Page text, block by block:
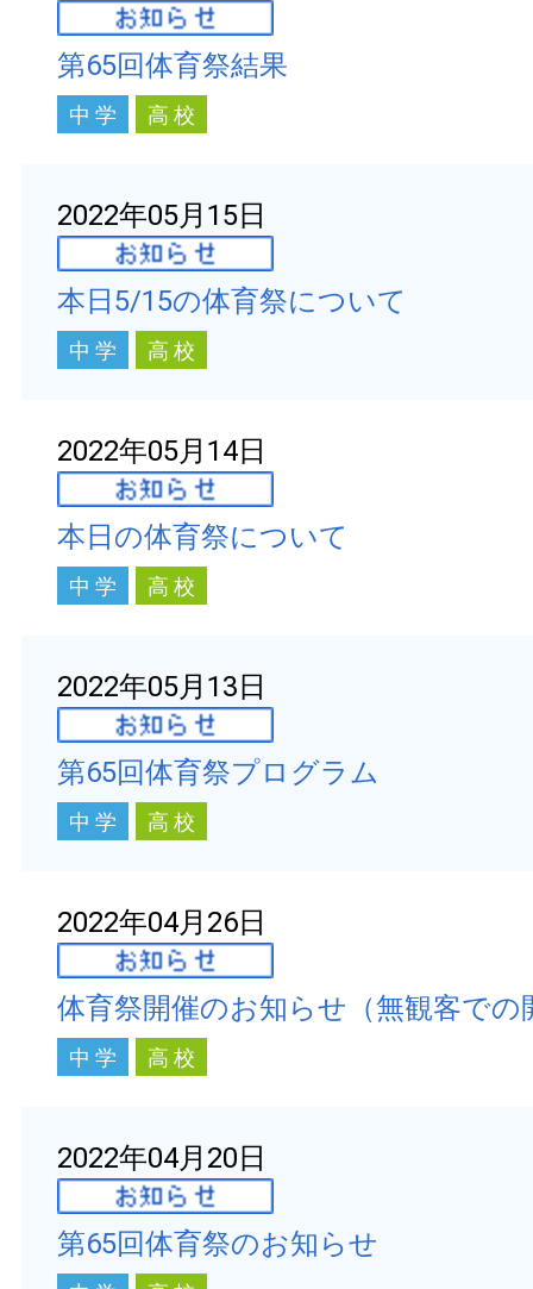
第65回体育祭結果
中 学 高 校
2022年05月15日
本日5/15の体育祭について
中 学 高 校
2022年05月14日
本日の体育祭について
中 学 高 校
2022年05月13日
第65回体育祭プログラム
中 学 高 校
2022年04月26日
体育祭開催のお知らせ（無観客での
中 学 高 校
2022年04月20日
第65回体育祭のお知らせ